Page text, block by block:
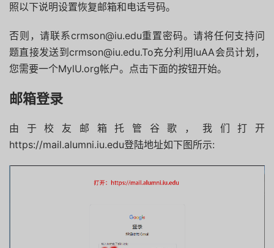
照以下说明设置恢复邮箱和电话号码。
否则，请联系crmson@iu.edu重置密码。请将任何支持问
题直接发送到crmson@iu.edu.To充分利用luAA会员计划，
您需要一个MylU.org帐户。 点击下面的按钮开始。
邮箱登录
由于校友邮箱托管谷歌，我们打开
https://mail.alumni.iu.edu登陆地址如下图所示: